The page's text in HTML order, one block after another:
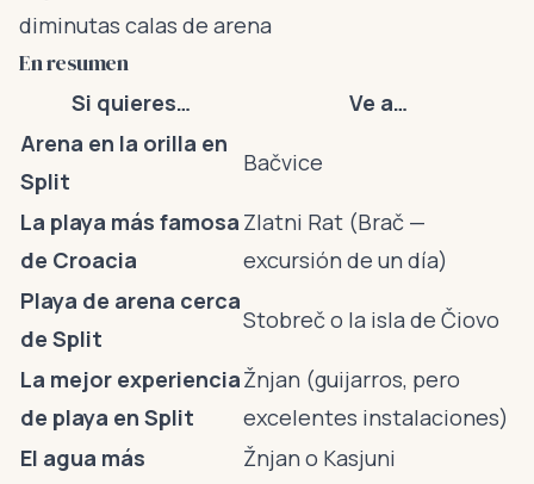
diminutas calas de arena
En resumen
Si quieres…
Ve a…
Arena en la orilla en
Split
Bačvice
La playa más famosa
de Croacia
Zlatni Rat (Brač —
excursión de un día)
Playa de arena cerca
de Split
Stobreč o la isla de Čiovo
La mejor experiencia
de playa en Split
Žnjan (guijarros, pero
excelentes instalaciones)
El agua más
Žnjan o Kasjuni